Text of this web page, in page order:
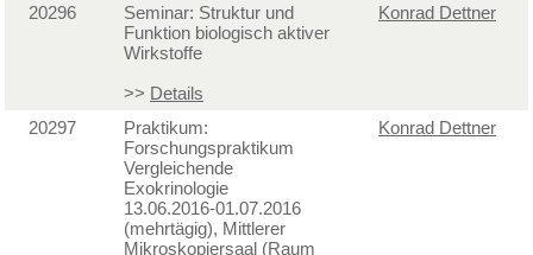
20296
Seminar: Struktur und
Funktion biologisch aktiver
Wirkstoffe
>> Details
Konrad Dettner
20297
Praktikum:
Forschungspraktikum
Vergleichende
Exokrinologie
13.06.2016-01.07.2016
(mehrtägig), Mittlerer
Mikroskopiersaal (Raum
Konrad Dettner